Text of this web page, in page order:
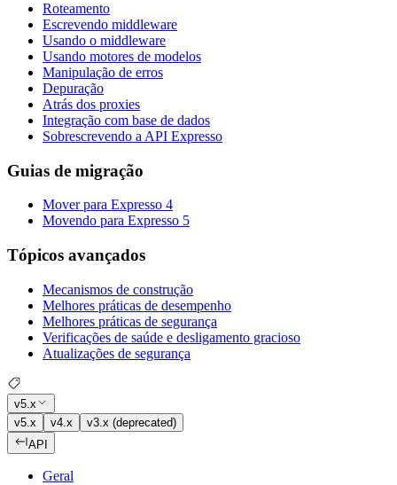
Roteamento
Escrevendo middleware
Usando o middleware
Usando motores de modelos
Manipulação de erros
Depuração
Atrás dos proxies
Integração com base de dados
Sobrescrevendo a API Expresso
Guias de migração
Mover para Expresso 4
Movendo para Expresso 5
Tópicos avançados
Mecanismos de construção
Melhores práticas de desempenho
Melhores práticas de segurança
Verificações de saúde e desligamento gracioso
Atualizações de segurança
v5.x
v5.x
v4.x
v3.x (deprecated)
API
Geral